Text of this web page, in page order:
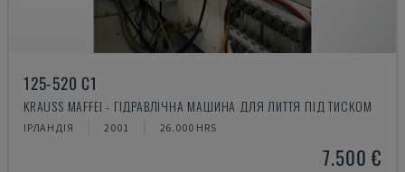
125-520 C1
KRAUSS MAFFEI - ГІДРАВЛІЧНА МАШИНА ДЛЯ ЛИТТЯ ПІД ТИСКОМ
ІРЛАНДІЯ 2001 26.000 HRS
7.500 €